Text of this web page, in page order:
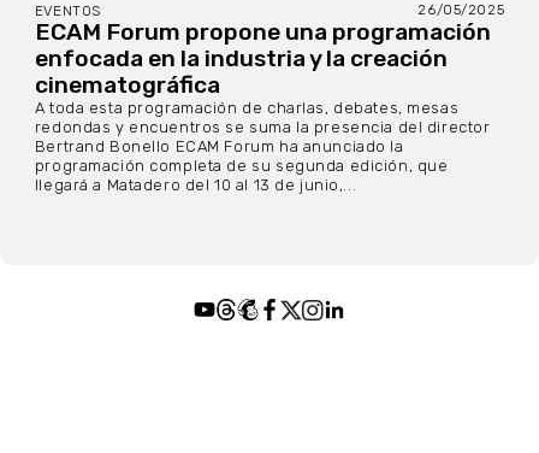
EVENTOS 26/05/2025
ECAM Forum propone una programación
enfocada en la industria y la creación
cinematográfica
A toda esta programación de charlas, debates, mesas
redondas y encuentros se suma la presencia del director
Bertrand Bonello ECAM Forum ha anunciado la
programación completa de su segunda edición, que
llegará a Matadero del 10 al 13 de junio,...